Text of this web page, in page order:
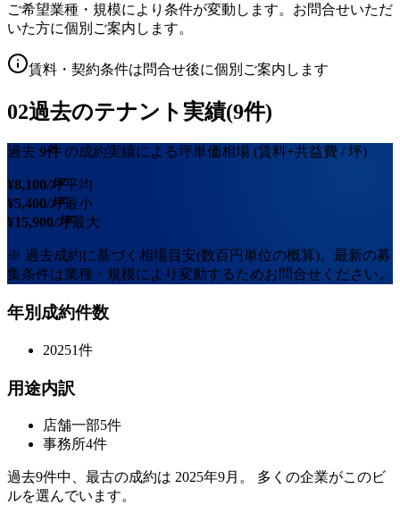
ご希望業種・規模により条件が変動します。お問合せいただ
いた方に個別ご案内します。
賃料・契約条件は問合せ後に個別ご案内します
02過去のテナント実績(9件)
過去 9件 の成約実績による坪単価相場 (賃料+共益費 / 坪)
¥8,100/坪平均
¥5,400/坪最小
¥15,900/坪最大
※ 過去成約に基づく相場目安(数百円単位の概算)。最新の募
集条件は業種・規模により変動するためお問合せください。
年別成約件数
20251件
用途内訳
店舗一部5件
事務所4件
過去9件中、最古の成約は 2025年9月 。 多くの企業がこのビ
ルを選んでいます。